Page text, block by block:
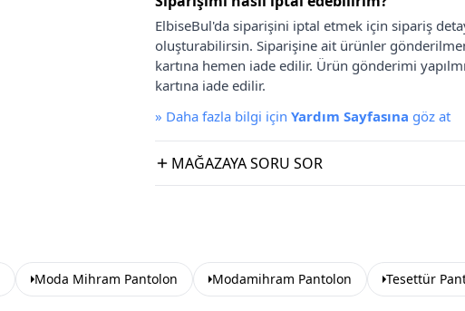
ElbiseBul'da siparişini iptal etmek için sipariş
oluşturabilirsin. Siparişine ait ürünler
kartına hemen iade edilir. Ürün gönderimi
kartına iade edilir.
» Daha fazla bilgi için Yardım Sayfasına göz at
MAĞAZAYA SORU SOR
Moda Mihram Pantolon Modamihram Pantolon Tesettür